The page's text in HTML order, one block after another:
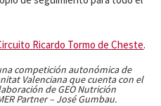
Ricardo Tormo de Cheste.
competición autonómica de
Valenciana que cuenta con el
de GEO Nutrición
Partner – José Gumbau.